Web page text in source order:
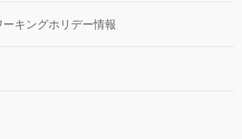
キングホリデー情報